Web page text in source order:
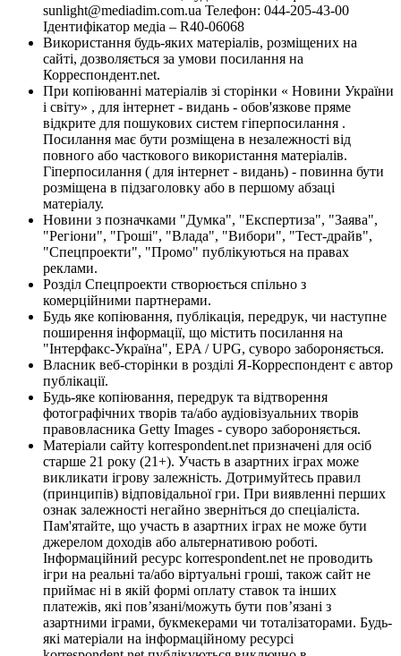
sunlight@mediadim.com.ua Телефон: 044-205-43-00
Ідентифікатор медіа – R40-06068
Використання будь-яких матеріалів, розміщених на
сайті, дозволяється за умови посилання на
Корреспондент.net.
При копіюванні матеріалів зі сторінки « Новини України
і світу» , для інтернет - видань - обов'язкове пряме
відкрите для пошукових систем гіперпосилання .
Посилання має бути розміщена в незалежності від
повного або часткового використання матеріалів.
Гіперпосилання ( для інтернет - видань) - повинна бути
розміщена в підзаголовку або в першому абзаці
матеріалу.
Новини з позначками "Думка", "Експертиза", "Заява",
"Регіони", "Гроші", "Влада", "Вибори", "Тест-драйв",
"Спецпроекти", "Промо" публікуються на правах
реклами.
Розділ Спецпроекти створюється спільно з
комерційними партнерами.
Будь яке копіювання, публікація, передрук, чи наступне
поширення інформації, що містить посилання на
"Інтерфакс-Україна", EPA / UPG, суворо забороняється.
Власник веб-сторінки в розділі Я-Корреспондент є автор
публікації.
Будь-яке копіювання, передрук та відтворення
фотографічних творів та/або аудіовізуальних творів
правовласника Getty Images - суворо забороняється.
Матеріали сайту korrespondent.net призначені для осіб
старше 21 року (21+). Участь в азартних іграх може
викликати ігрову залежність. Дотримуйтесь правил
(принципів) відповідальної гри. При виявленні перших
ознак залежності негайно зверніться до спеціаліста.
Пам'ятайте, що участь в азартних іграх не може бути
джерелом доходів або альтернативою роботі.
Інформаційний ресурс korrespondent.net не проводить
ігри на реальні та/або віртуальні гроші, також сайт не
приймає ні в якій формі оплату ставок та інших
платежів, які пов’язані/можуть бути пов’язані з
азартними іграми, букмекерами чи тоталізаторами. Будь-
які матеріали на інформаційному ресурсі